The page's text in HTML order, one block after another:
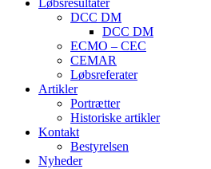
Løbsresultater
DCC DM
DCC DM
ECMO – CEC
CEMAR
Løbsreferater
Artikler
Portrætter
Historiske artikler
Kontakt
Bestyrelsen
Nyheder